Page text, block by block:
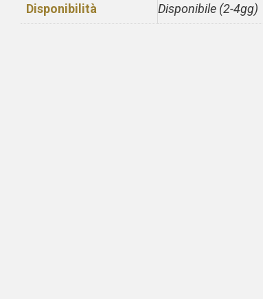
Disponibilità Disponibile (2-4gg)